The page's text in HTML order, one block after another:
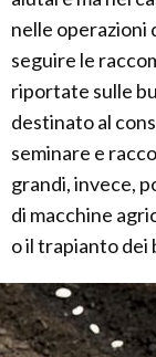
nelle operazioni
seguire le
riportate sulle
destinato al
seminare e
grandi, invece,
di macchine
o il trapianto dei